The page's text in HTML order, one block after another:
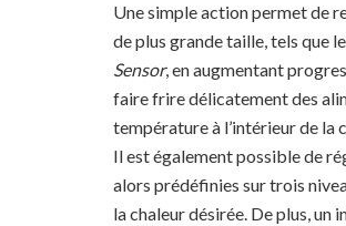
Une simple action permet de
de plus grande taille, tels que
Sensor, en augmentant
faire frire délicatement des
température à l’intérieur de la
Il est également possible de
alors prédéfinies sur trois
la chaleur désirée. De plus, un